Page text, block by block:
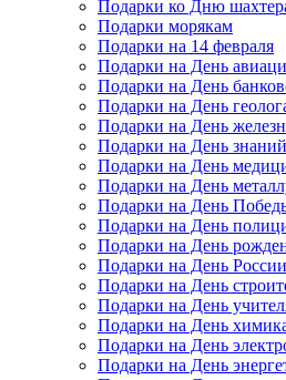
Подарки ко Дню
Подарки морякам
Подарки на 14 февраля
Подарки на День
Подарки на День
Подарки на День
Подарки на День
Подарки на День
Подарки на День
Подарки на День
Подарки на День
Подарки на День
Подарки на День
Подарки на День
Подарки на День
Подарки на День
Подарки на День
Подарки на День
Подарки на День